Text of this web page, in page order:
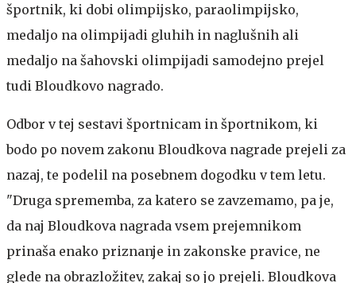
športnik, ki dobi olimpijsko, paraolimpijsko,
medaljo na olimpijadi gluhih in naglušnih ali
medaljo na šahovski olimpijadi samodejno prejel
tudi Bloudkovo nagrado.
Odbor v tej sestavi športnicam in športnikom, ki
bodo po novem zakonu Bloudkova nagrade prejeli za
nazaj, te podelil na posebnem dogodku v tem letu.
"Druga sprememba, za katero se zavzemamo, pa je,
da naj Bloudkova nagrada vsem prejemnikom
prinaša enako priznanje in zakonske pravice, ne
glede na obrazložitev, zakaj so jo prejeli. Bloudkova